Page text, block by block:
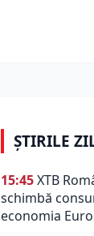
ȘTIRILE
15:45XTB
schimbă
economia